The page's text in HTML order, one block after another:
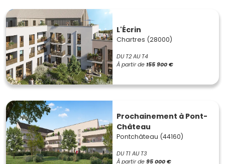
L'Écrin
Chartres (28000)
DU T2 AU T4
À partir de 155 900 €
Prochainement à Pont-
Château
Pontchâteau (44160)
DU T1 AU T3
À partir de95 000 €